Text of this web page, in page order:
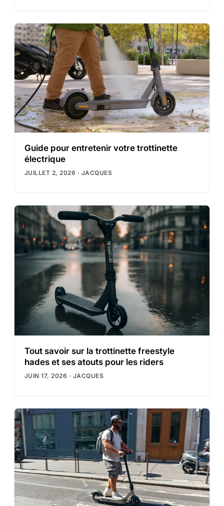
Guide pour entretenir votre trottinette
électrique
JUILLET 2, 2026 · JACQUES
Tout savoir sur la trottinette freestyle
hades et ses atouts pour les riders
JUIN 17, 2026 · JACQUES